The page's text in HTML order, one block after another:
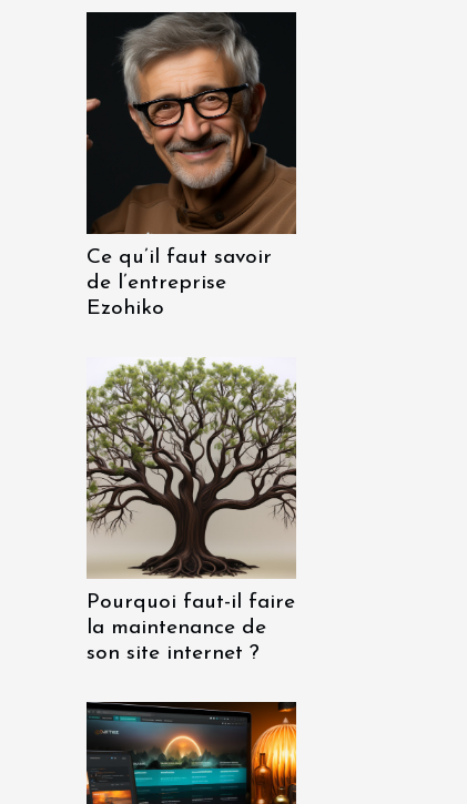
Ce qu’il faut savoir
de l’entreprise
Ezohiko
Pourquoi faut-il faire
la maintenance de
son site internet ?